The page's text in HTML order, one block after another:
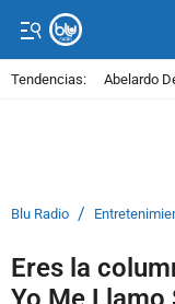
Tendencias: Abelardo
Blu Radio /
Eres la